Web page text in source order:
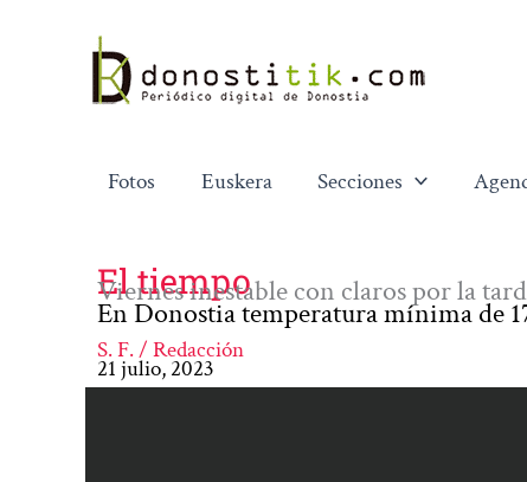
contenido
Fotos Euskera Secciones
El tiempo
Viernes inestable con claros por la
En Donostia temperatura mínima de
S. F. / Redacción
21 julio, 2023